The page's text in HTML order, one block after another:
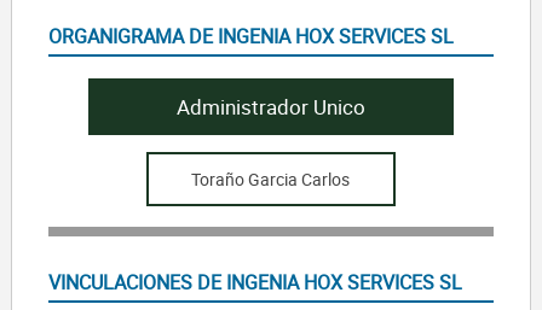
ORGANIGRAMA DE INGENIA HOX SERVICES SL
Administrador Unico
Toraño Garcia Carlos
VINCULACIONES DE INGENIA HOX SERVICES SL